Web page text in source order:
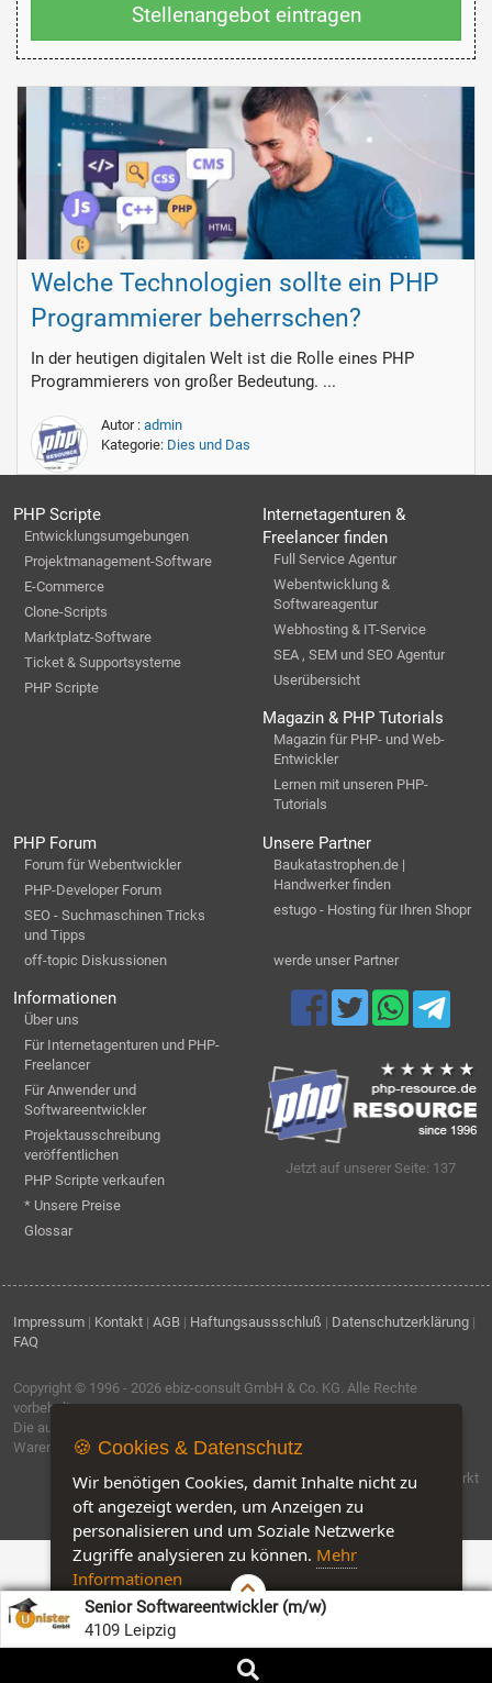
Stellenangebot eintragen
Welche Technologien sollte ein PHP
Programmierer beherrschen?
In der heutigen digitalen Welt ist die Rolle eines PHP
Programmierers von großer Bedeutung. ...
Autor : admin
Kategorie: Dies und Das
Senior Softwareentwickler (m/w)
4109 Leipzig
PHP Scripte
Entwicklungsumgebungen
Projektmanagement-Software
E-Commerce
Clone-Scripts
Marktplatz-Software
Ticket & Supportsysteme
PHP Scripte
Internetagenturen &
Freelancer finden
Full Service Agentur
Webentwicklung &
Softwareagentur
Webhosting & IT-Service
SEA , SEM und SEO Agentur
Userübersicht
Magazin & PHP Tutorials
Magazin für PHP- und Web-
Entwickler
Lernen mit unseren PHP-
Tutorials
PHP Forum
Forum für Webentwickler
PHP-Developer Forum
SEO - Suchmaschinen Tricks
und Tipps
off-topic Diskussionen
Unsere Partner
Baukatastrophen.de |
Handwerker finden
estugo - Hosting für Ihren Shopr
werde unser Partner
Informationen
Über uns
Für Internetagenturen und PHP-
Freelancer
Für Anwender und
Softwareentwickler
Projektausschreibung
veröffentlichen
PHP Scripte verkaufen
* Unsere Preise
Glossar
Jetzt auf unserer Seite: 137
Impressum | Kontakt | AGB | Haftungsaussschluß | Datenschutzerklärung |
FAQ
Copyright © 1996 - 2026 ebiz-consult GmbH & Co. KG . Alle Rechte
vorbehalten.
Die auf dieser Seite verwendeten Produktbezeichnungen, Namen und
Warenzeichen sind Eigentum der jeweiligen Firmen.
Software by IQ-Markt
🍪 Cookies & Datenschutz
Wir benötigen Cookies, damit Inhalte nicht zu
oft angezeigt werden, um Anzeigen zu
personalisieren und um Soziale Netzwerke
Zugriffe analysieren zu können. Mehr
Informationen
Akzeptieren Customise Cookies